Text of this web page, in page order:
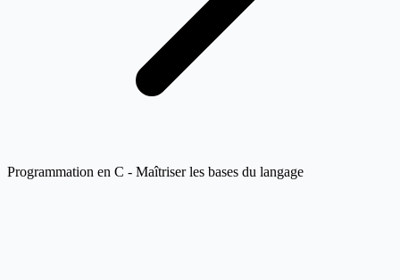
Programmation en C - Maîtriser les bases du langage